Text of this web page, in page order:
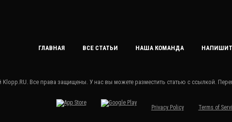
ГЛАВНАЯ ВСЕ СТАТЬИ НАША КОМАНДА
Все права защищены. У нас вы можете разместить статью с ссылкой.
Privacy Policy Terms of